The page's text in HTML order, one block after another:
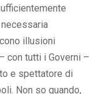
illusioni
con tutti i Governi –
e spettatore di
Non so quando,